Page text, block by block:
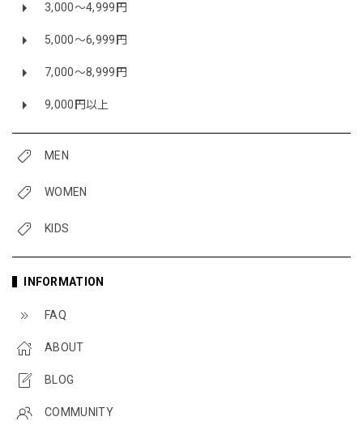
3,000〜4,999円
5,000〜6,999円
7,000〜8,999円
9,000円以上
MEN
WOMEN
KIDS
INFORMATION
FAQ
ABOUT
BLOG
COMMUNITY